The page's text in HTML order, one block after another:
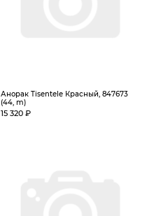
Анорак Tisentele Красный, 847673
(44, m)
15 320 ₽